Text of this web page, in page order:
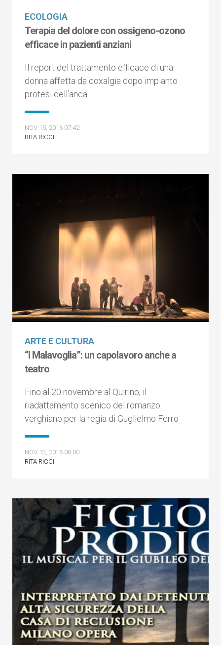
ECOLOGIA
Terapia del dolore con ossigeno-ozono
efficace in pazienti anziani
Il report del trattamento efficace di una
donna affetta da coxalgia dopo impianto
protesi dell’anca
NOV 15, 2016 07:42
RITA RICCI
ARTE E CULTURA
“I Malavoglia”: un capolavoro anche a
teatro
Fino al 20 novembre al Quirino, il
riadattamento scenico del romanzo
verghiano per la regia di Guglielmo Ferro
NOV 13, 2016 08:00
RITA RICCI